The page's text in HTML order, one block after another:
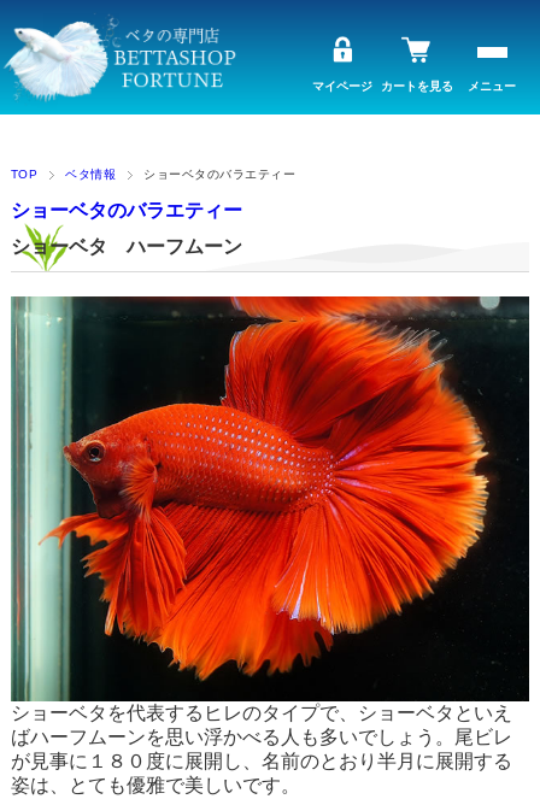
メニュー
カートを見る
マイページ
TOP ベタ情報 ショーベタのバラエティー
ショーベタのバラエティー
ショーベタ ハーフムーン
ショーベタを代表するヒレのタイプで、ショーベタといえ
ばハーフムーンを思い浮かべる人も多いでしょう。尾ビレ
が見事に１８０度に展開し、名前のとおり半月に展開する
姿は、とても優雅で美しいです。